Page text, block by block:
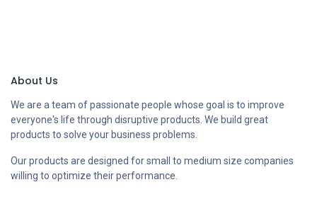
About Us
We are a team of passionate people whose goal is to improve
everyone's life through disruptive products. We build great
products to solve your business problems.
Our products are designed for small to medium size companies
willing to optimize their performance.